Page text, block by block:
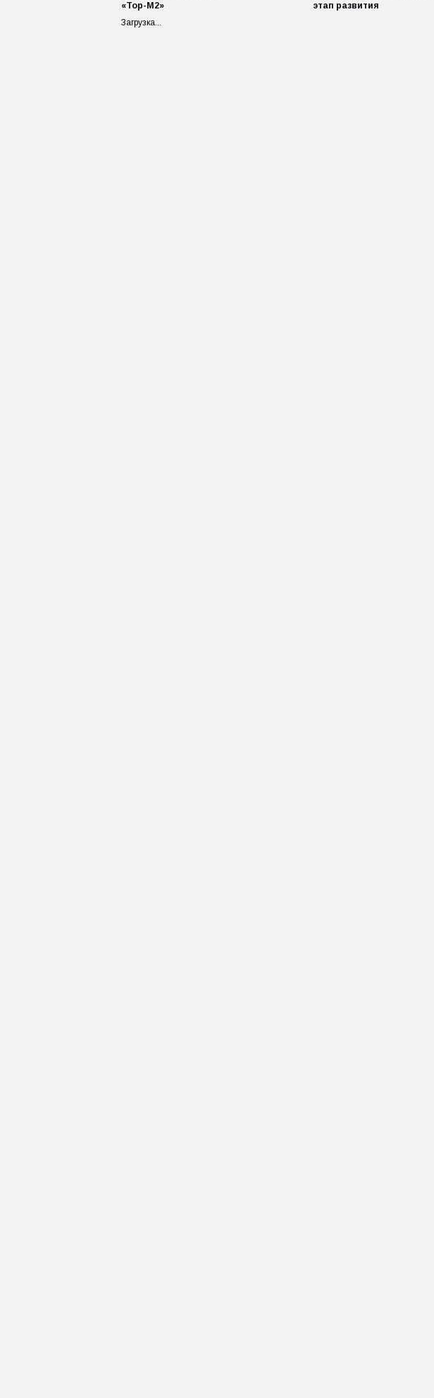
«Тор-М2»
этап развития
Загрузка...